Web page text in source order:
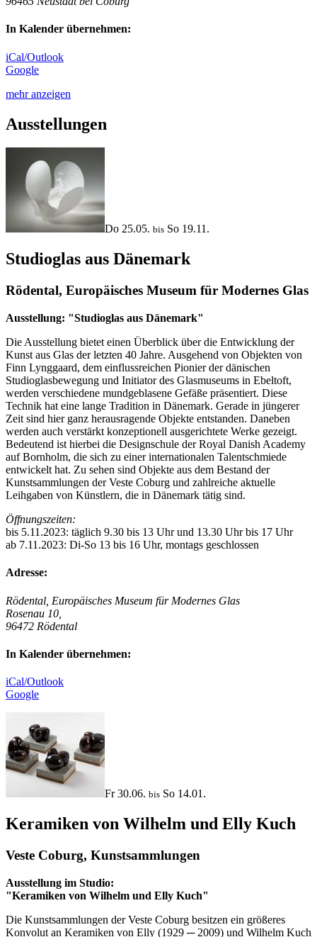
In Kalender übernehmen:
iCal/Outlook
Google
mehr anzeigen
Ausstellungen
Do 25.05. bis So 19.11.
Studioglas aus Dänemark
Rödental, Europäisches Museum für Modernes Glas
Ausstellung: "Studioglas aus Dänemark"
Die Ausstellung bietet einen Überblick über die Entwicklung der
Kunst aus Glas der letzten 40 Jahre. Ausgehend von Objekten von
Finn Lynggaard, dem einflussreichen Pionier der dänischen
Studioglasbewegung und Initiator des Glasmuseums in Ebeltoft,
werden verschiedene mundgeblasene Gefäße präsentiert. Diese
Technik hat eine lange Tradition in Dänemark. Gerade in jüngerer
Zeit sind hier ganz herausragende Objekte entstanden. Daneben
werden auch verstärkt konzeptionell ausgerichtete Werke gezeigt.
Bedeutend ist hierbei die Designschule der Royal Danish Academy
auf Bornholm, die sich zu einer internationalen Talentschmiede
entwickelt hat. Zu sehen sind Objekte aus dem Bestand der
Kunstsammlungen der Veste Coburg und zahlreiche aktuelle
Leihgaben von Künstlern, die in Dänemark tätig sind.
Öffnungszeiten:
bis 5.11.2023: täglich 9.30 bis 13 Uhr und 13.30 Uhr bis 17 Uhr
ab 7.11.2023: Di-So 13 bis 16 Uhr, montags geschlossen
Adresse:
Rödental, Europäisches Museum für Modernes Glas
Rosenau 10,
96472 Rödental
In Kalender übernehmen:
iCal/Outlook
Google
Fr 30.06. bis So 14.01.
Keramiken von Wilhelm und Elly Kuch
Veste Coburg, Kunstsammlungen
Ausstellung im Studio:
"Keramiken von Wilhelm und Elly Kuch"
Die Kunstsammlungen der Veste Coburg besitzen ein größeres
Konvolut an Keramiken von Elly (1929 ─ 2009) und Wilhelm Kuch